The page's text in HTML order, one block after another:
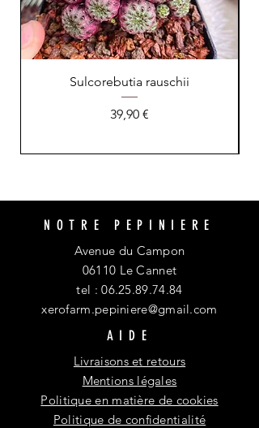
Sulcorebutia rauschii
Prix
39,90 €
NOTRE PEPINIERE
Avenue du Campon
06110 Le Cannet
tel :06.25.89.74.84
xerofarm.pepiniere@gmail.com
AIDE
Livraisons et retours
Mentions légales
Politique en matière de cookies
Politique de confidentialité